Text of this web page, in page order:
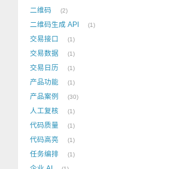
二维码 2
二维码生成 API 1
交易接口 1
交易数据 1
交易日历 1
产品功能 1
产品案例 30
人工复核 1
代码质量 1
代码高亮 1
任务编排 1